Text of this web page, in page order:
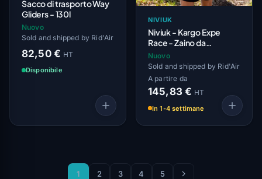
Sacco di trasporto Way
Gliders - 130l
Nuovo
Sold and shipped by Rid'Air
82,50 € HT
Disponibile
NIVIUK
Niviuk - Kargo Expe
Race - Zaino da
Trasporto
Nuovo
Sold and shipped by Rid'Air
A partire da
145,83 € HT
In 1-4 settimane
1 2 3 4 5